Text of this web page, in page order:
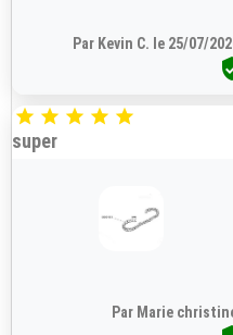
Par Kevin C. le 25/07/
    
super
Par Marie